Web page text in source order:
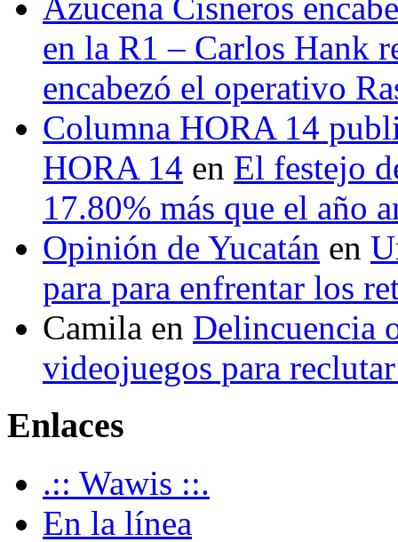
Azucena Cisneros
en la R1 – Carlos Hank
encabezó el operativo
Columna HORA 14
HORA 14 en El festejo
17.80% más que el año
Opinión de Yucatán en
para para enfrentar los
Camila en Delincuencia
videojuegos para
Enlaces
.:: Wawis ::.
En la línea